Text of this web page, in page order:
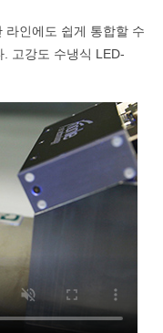
라인에도 쉽게 통합할 수
고강도 수냉식 LED-